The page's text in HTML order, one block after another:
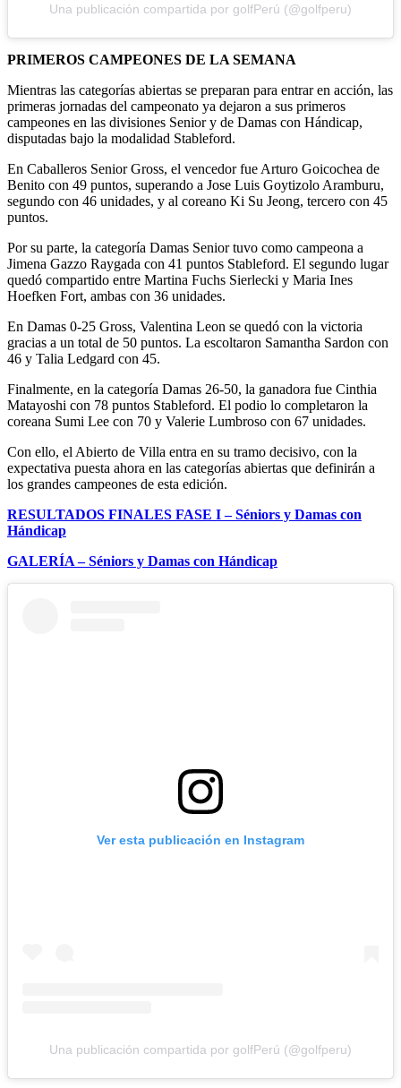
Una publicación compartida por golfPerú (@golfperu)
PRIMEROS CAMPEONES DE LA SEMANA
Mientras las categorías abiertas se preparan para entrar en acción, las
primeras jornadas del campeonato ya dejaron a sus primeros
campeones en las divisiones Senior y de Damas con Hándicap,
disputadas bajo la modalidad Stableford.
En Caballeros Senior Gross, el vencedor fue Arturo Goicochea de
Benito con 49 puntos, superando a Jose Luis Goytizolo Aramburu,
segundo con 46 unidades, y al coreano Ki Su Jeong, tercero con 45
puntos.
Por su parte, la categoría Damas Senior tuvo como campeona a
Jimena Gazzo Raygada con 41 puntos Stableford. El segundo lugar
quedó compartido entre Martina Fuchs Sierlecki y Maria Ines
Hoefken Fort, ambas con 36 unidades.
En Damas 0-25 Gross, Valentina Leon se quedó con la victoria
gracias a un total de 50 puntos. La escoltaron Samantha Sardon con
46 y Talia Ledgard con 45.
Finalmente, en la categoría Damas 26-50, la ganadora fue Cinthia
Matayoshi con 78 puntos Stableford. El podio lo completaron la
coreana Sumi Lee con 70 y Valerie Lumbroso con 67 unidades.
Con ello, el Abierto de Villa entra en su tramo decisivo, con la
expectativa puesta ahora en las categorías abiertas que definirán a
los grandes campeones de esta edición.
RESULTADOS FINALES FASE I – Séniors y Damas con
Hándicap
GALERÍA – Séniors y Damas con Hándicap
Ver esta publicación en Instagram
Una publicación compartida por golfPerú (@golfperu)